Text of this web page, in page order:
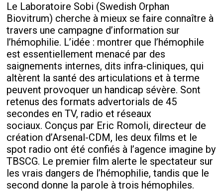
Le Laboratoire Sobi (Swedish Orphan
Biovitrum) cherche à mieux se faire connaître à
travers une campagne d’information sur
l’hémophilie. L’idée : montrer que l’hémophile
est essentiellement menacé par des
saignements internes, dits infra-cliniques, qui
altèrent la santé des articulations et à terme
peuvent provoquer un handicap sévère. Sont
retenus des formats advertorials de 45
secondes en TV, radio et réseaux
sociaux. Conçus par Eric Romoli, directeur de
création d’Arsenal-CDM, les deux films et le
spot radio ont été confiés à l’agence imagine by
TBSCG. Le premier film alerte le spectateur sur
les vrais dangers de l’hémophilie, tandis que le
second donne la parole à trois hémophiles.